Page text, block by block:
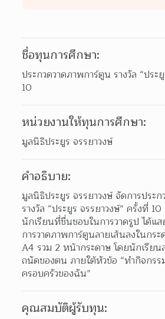
ชื่อทุนการศึกษา:
ประกวดวาดภาพการ์ตูน รางวัล “ประ
10
หน่วยงานให้ทุนการศึกษา:
มูลนิธิประยูร จรรยาวงษ์
คำอธิบาย:
มูลนิธิประยูร จรรยาวงษ์ จัดการประ
รางวัล “ประยูร จรรยาวงษ์” ครั้งที่
นักเรียนที่ชื่นชอบในการวาดรูป ได้แ
การวาดภาพการ์ตูนลายเส้นลงในกร
A4 รวม 2 หน้ากระดาษ โดยนักเรียน
ถนัดของตน ภายใต้หัวข้อ “ทำกิจกร
ครอบครัวของฉัน”
คุณสมบัติผู้รับทุน: